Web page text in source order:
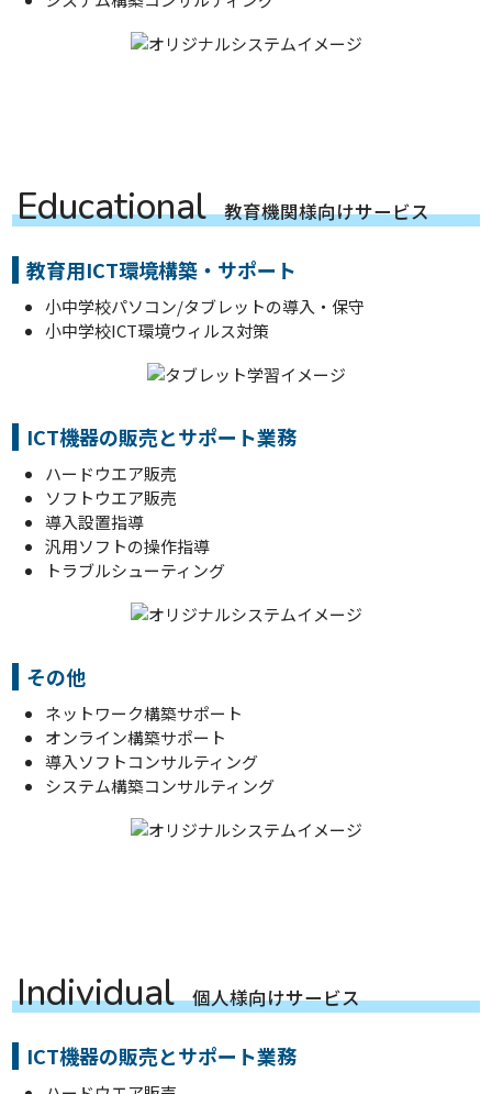
Educational 教育機関様向けサービス
教育用ICT環境構築・サポート
小中学校パソコン/タブレットの導入・保守
小中学校ICT環境ウィルス対策
ICT機器の販売とサポート業務
ハードウエア販売
ソフトウエア販売
導入設置指導
汎用ソフトの操作指導
トラブルシューティング
その他
ネットワーク構築サポート
オンライン構築サポート
導入ソフトコンサルティング
システム構築コンサルティング
Individual 個人様向けサービス
ICT機器の販売とサポート業務